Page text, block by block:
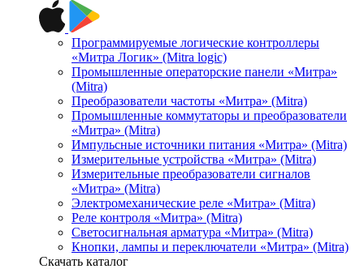
Программируемые логические контроллеры
«Митра Логик» (Mitra logic)
Промышленные операторские панели «Митра»
(Mitra)
Преобразователи частоты «Митра» (Mitra)
Промышленные коммутаторы и преобразователи
«Митра» (Mitra)
Импульсные источники питания «Митра» (Mitra)
Измерительные устройства «Митра» (Mitra)
Измерительные преобразователи сигналов
«Митра» (Mitra)
Электромеханические реле «Митра» (Mitra)
Реле контроля «Митра» (Mitra)
Светосигнальная арматура «Митра» (Mitra)
Кнопки, лампы и переключатели «Митра» (Mitra)
Скачать каталог